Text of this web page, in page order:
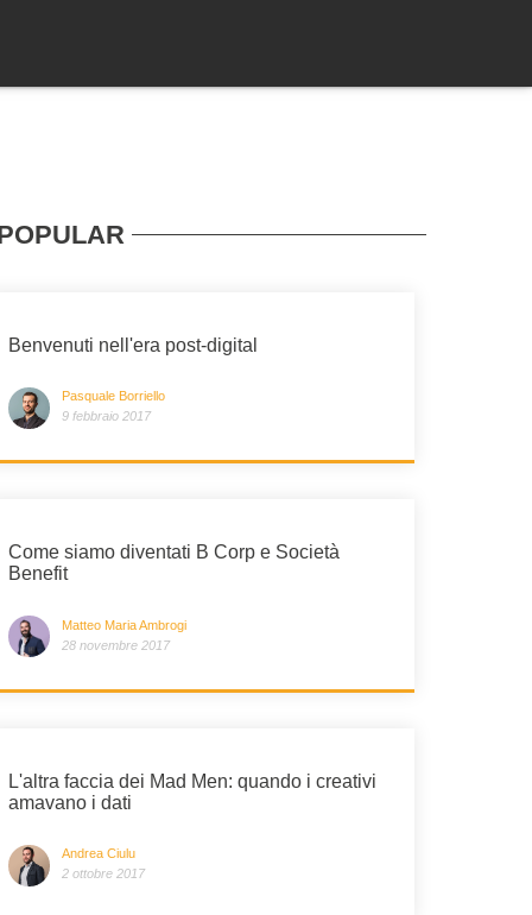
Benvenuti nell'era post-digital
Pasquale Borriello
9 febbraio 2017
Come siamo diventati B Corp e Società
Benefit
Matteo Maria Ambrogi
28 novembre 2017
L'altra faccia dei Mad Men: quando i creativi
amavano i dati
Andrea Ciulu
2 ottobre 2017